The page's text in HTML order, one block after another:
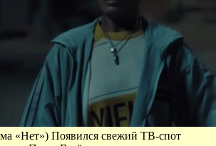
«Нет») Появился свежий ТВ-спот